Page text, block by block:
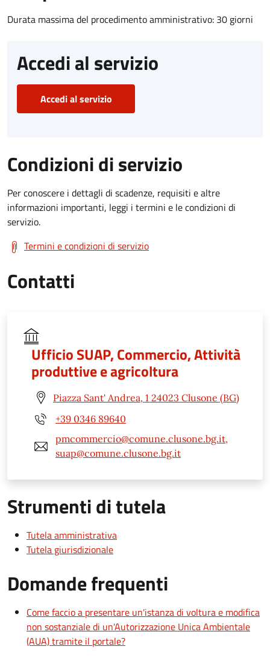
Durata massima del procedimento amministrativo: 30 giorni
Accedi al servizio
Accedi al servizio
Condizioni di servizio
Per conoscere i dettagli di scadenze, requisiti e altre
informazioni importanti, leggi i termini e le condizioni di
servizio.
Termini e condizioni di servizio
Contatti
Ufficio SUAP, Commercio, Attività
produttive e agricoltura
Piazza Sant' Andrea, 1 24023 Clusone (BG)
+39 0346 89640
pmcommercio@comune.clusone.bg.it,
suap@comune.clusone.bg.it
Strumenti di tutela
Tutela amministrativa
Tutela giurisdizionale
Domande frequenti
Come faccio a presentare un'istanza di voltura e modifica
non sostanziale di un'Autorizzazione Unica Ambientale
(AUA) tramite il portale?